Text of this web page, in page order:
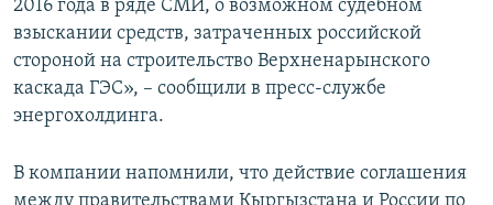
2016 года в ряде СМИ, о возможном судебном
взыскании средств, затраченных российской
стороной на строительство Верхненарынского
каскада ГЭС», – сообщили в пресс-службе
энергохолдинга.
В компании напомнили, что действие соглашения